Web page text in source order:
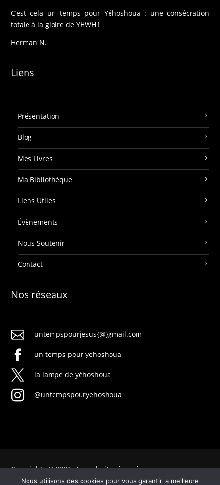
C’est cela un temps pour Yéhoshoua : une consécration
totale à la gloire de YHWH !
Herman N.
Liens
Présentation
Blog
Mes Livres
Ma Bibliothèque
Liens Utiles
Évènements
Nous Soutenir
Contact
Nos réseaux
 untempspourjesus{@}gmail.com
 un temps pour yehoshoua
 la lampe de yéhoshoua
 @untempspouryehoshoua
Copyrights © 2026. Tous droits réservés
Nous utilisons des cookies pour vous garantir la meilleure